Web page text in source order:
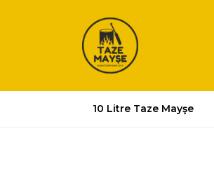
10 Litre Taze Mayşe